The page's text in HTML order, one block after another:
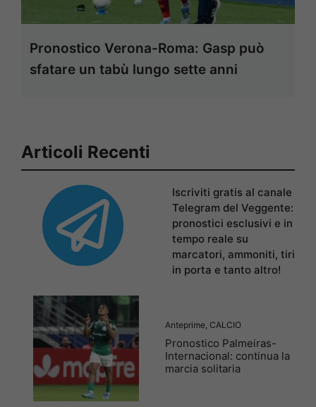
Pronostico Verona-Roma: Gasp può
sfatare un tabù lungo sette anni
Articoli Recenti
Iscriviti gratis al canale
Telegram del Veggente:
pronostici esclusivi e in
tempo reale su
marcatori, ammoniti, tiri
in porta e tanto altro!
Anteprime CALCIO
Pronostico Palmeiras-
Internacional: continua la
marcia solitaria